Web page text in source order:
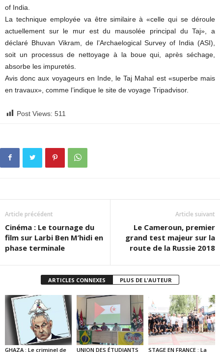
of India.
La technique employée va être similaire à «celle qui se déroule
actuellement sur le mur est du mausolée principal du Taj», a
déclaré Bhuvan Vikram, de l’Archaelogical Survey of India (ASI),
soit un processus de nettoyage à la boue qui, après séchage,
absorbe les impuretés.
Avis donc aux voyageurs en Inde, le Taj Mahal est «superbe mais
en travaux», comme l’indique le site de voyage Tripadvisor.
Post Views: 511
Article précédent
Cinéma : Le tournage du
film sur Larbi Ben M’hidi en
phase terminale
Article suivant
Le Cameroun, premier
grand test majeur sur la
route de la Russie 2018
ARTICLES CONNEXES PLUS DE L'AUTEUR
GHAZA : Le criminel de
UNION DES ÉTUDIANTS
STAGE EN FRANCE : La